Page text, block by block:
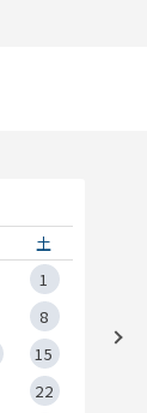
土
1
8
15
22